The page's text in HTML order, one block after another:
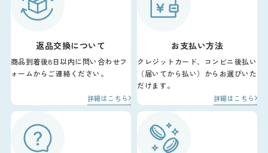
返品交換について
商品到着後8日以内に問い合わせフ
ォームからご連絡ください。
詳細はこちら
お支払い方法
クレジットカード、コンビニ後払い
（届いてから払い）からお選びいた
だけます。
詳細はこちら